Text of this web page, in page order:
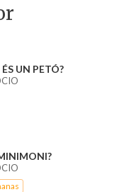
UN PETÓ?